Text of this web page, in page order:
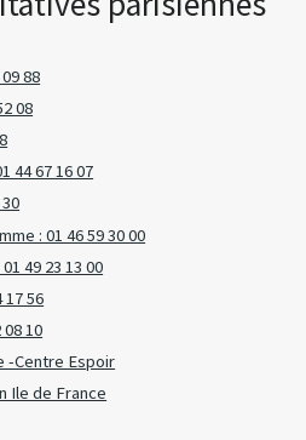
88
08
44 67 16 07
: 01 46 59 30 00
49 23 13 00
17 56
10
-Centre Espoir
Ile de France